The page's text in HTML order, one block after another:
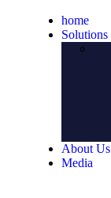
home
Solutions
About Us
Media